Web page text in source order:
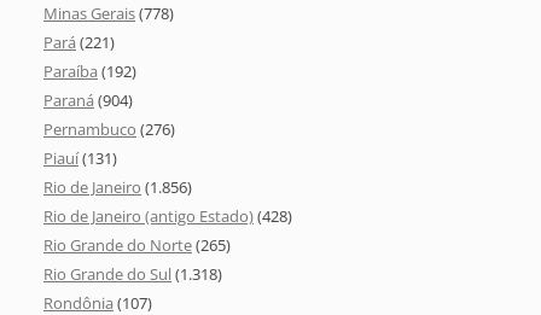
Minas Gerais(778)
Pará (221)
Paraíba (192)
Paraná (904)
Pernambuco (276)
Piauí(131)
Rio de Janeiro (1.856)
Rio de Janeiro (antigo Estado)(428)
Rio Grande do Norte(265)
Rio Grande do Sul(1.318)
Rondônia (107)